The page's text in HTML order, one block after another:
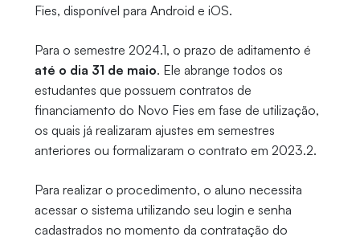
Fies, disponível para Android e iOS.
Para o semestre 2024.1, o prazo de aditamento é
até o dia 31 de maio. Ele abrange todos os
estudantes que possuem contratos de
financiamento do Novo Fies em fase de utilização,
os quais já realizaram ajustes em semestres
anteriores ou formalizaram o contrato em 2023.2.
Para realizar o procedimento, o aluno necessita
acessar o sistema utilizando seu login e senha
cadastrados no momento da contratação do